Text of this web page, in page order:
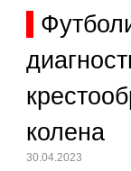
колена
30.04.2023